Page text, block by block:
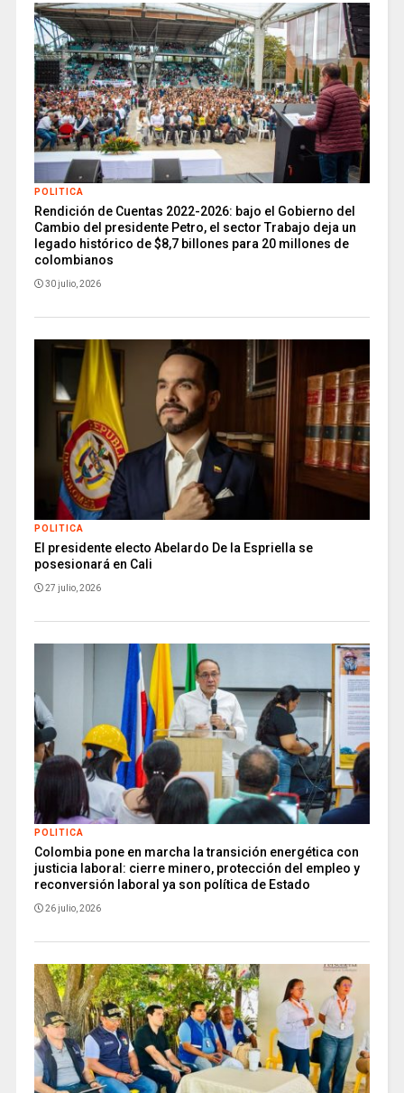
POLITICA
Rendición de Cuentas 2022-2026: bajo el Gobierno del
Cambio del presidente Petro, el sector Trabajo deja un
legado histórico de $8,7 billones para 20 millones de
colombianos
30 julio, 2026
POLITICA
El presidente electo Abelardo De la Espriella se
posesionará en Cali
27 julio, 2026
POLITICA
Colombia pone en marcha la transición energética con
justicia laboral: cierre minero, protección del empleo y
reconversión laboral ya son política de Estado
26 julio, 2026